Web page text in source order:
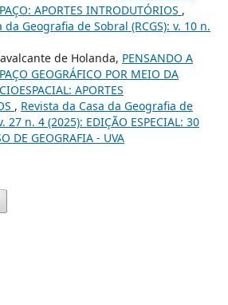
APORTES INTRODUTÓRIOS ,
da Geografia de Sobral (RCGS): v. 10 n.
de Holanda, PENSANDO A
GEOGRÁFICO POR MEIO DA
APORTES
, Revista da Casa da Geografia de
27 n. 4 (2025): EDIÇÃO ESPECIAL: 30
DE GEOGRAFIA - UVA